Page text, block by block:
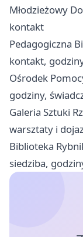
Młodzieżowy
kontakt
Pedagogiczna
kontakt,
Ośrodek
godziny,
Galeria Sztuki
warsztaty i
Biblioteka
siedziba,